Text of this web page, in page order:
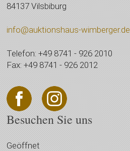
84137 Vilsbiburg
info@auktionshaus-wimberger.de
Telefon: +49 8741 - 926 2010
Fax: +49 8741 - 926 2012
Besuchen Sie uns
Geöffnet